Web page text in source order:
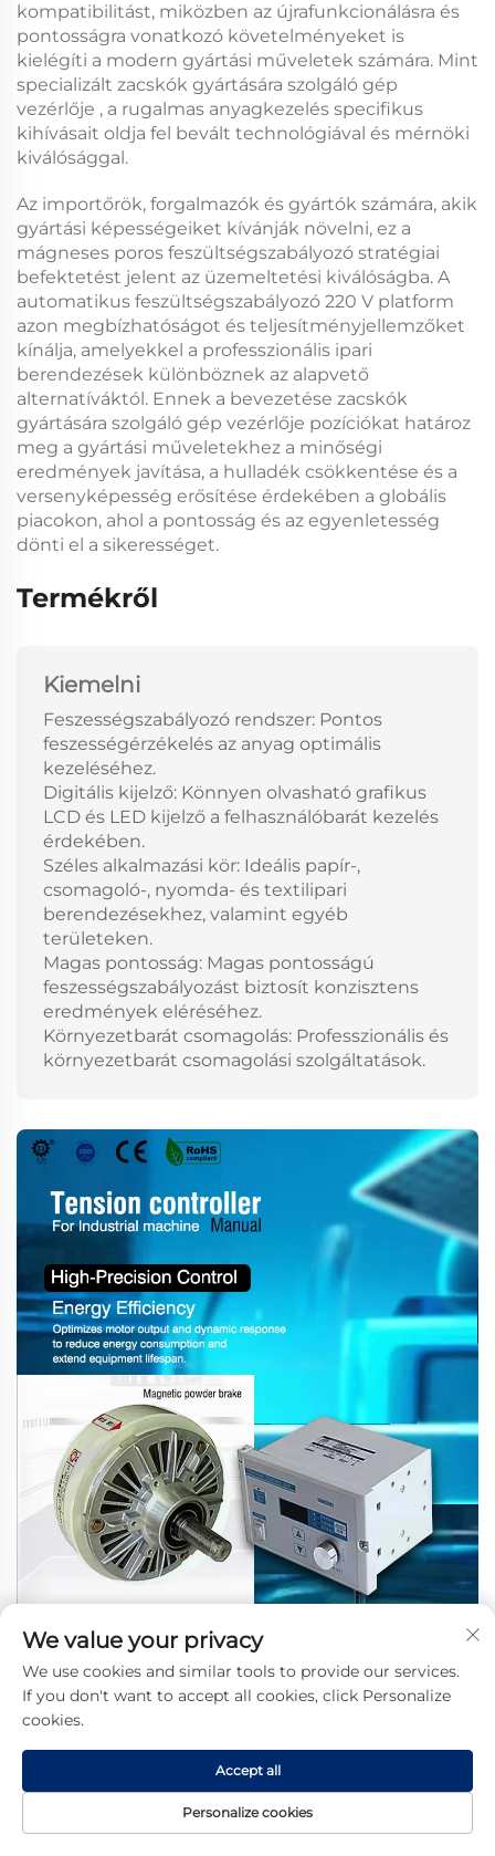
kompatibilitást, miközben az újrafunkcionálásra és
pontosságra vonatkozó követelményeket is
kielégíti a modern gyártási műveletek számára. Mint
specializált zacskók gyártására szolgáló gép
vezérlője , a rugalmas anyagkezelés specifikus
kihívásait oldja fel bevált technológiával és mérnöki
kiválósággal.
Az importőrök, forgalmazók és gyártók számára, akik
gyártási képességeiket kívánják növelni, ez a
mágneses poros feszültségszabályozó stratégiai
befektetést jelent az üzemeltetési kiválóságba. A
automatikus feszültségszabályozó 220 V platform
azon megbízhatóságot és teljesítményjellemzőket
kínálja, amelyekkel a professzionális ipari
berendezések különböznek az alapvető
alternatíváktól. Ennek a bevezetése zacskók
gyártására szolgáló gép vezérlője pozíciókat határoz
meg a gyártási műveletekhez a minőségi
eredmények javítása, a hulladék csökkentése és a
versenyképesség erősítése érdekében a globális
piacokon, ahol a pontosság és az egyenletesség
dönti el a sikerességet.
Termékről
Kiemelni
Feszességszabályozó rendszer: Pontos
feszességérzékelés az anyag optimális
kezeléséhez.
Digitális kijelző: Könnyen olvasható grafikus
LCD és LED kijelző a felhasználóbarát kezelés
érdekében.
Széles alkalmazási kör: Ideális papír-,
csomagoló-, nyomda- és textilipari
berendezésekhez, valamint egyéb
területeken.
Magas pontosság: Magas pontosságú
feszességszabályozást biztosít konzisztens
eredmények eléréséhez.
Környezetbarát csomagolás: Professzionális és
környezetbarát csomagolási szolgáltatások.
Kezdőlap Termék Rólunk Kapcsolat
We value your privacy
We use cookies and similar tools to provide our services.
If you don't want to accept all cookies, click Personalize
cookies.
Personalize cookies
Accept all